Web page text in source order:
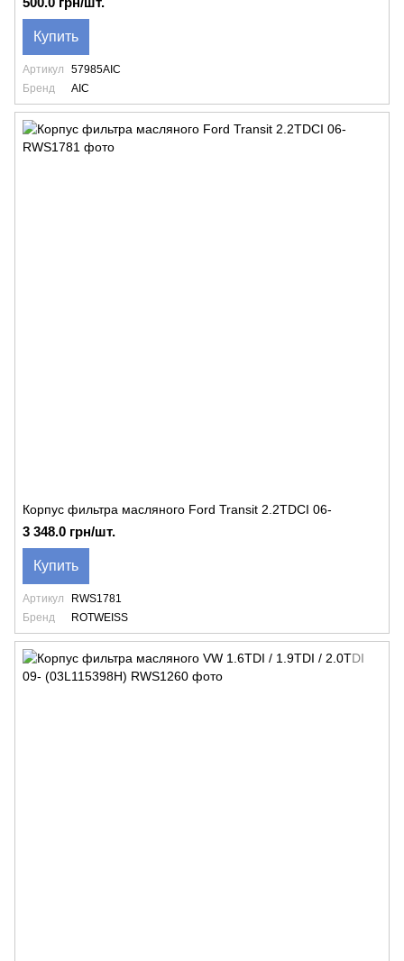
Купить
Артикул
57985AIC
Бренд
AIC
Корпус фильтра масляного Ford Transit 2.2TDCI 06-
3 348.0 грн/шт.
Купить
Артикул
RWS1781
Бренд
ROTWEISS